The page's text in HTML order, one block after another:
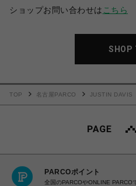
ショップお問い合わせは こちら
SHOP
TOP 名古屋PARCO JUSTIN DAVIS
PARCOポイント
全国のPARCOやONLINE PARCO